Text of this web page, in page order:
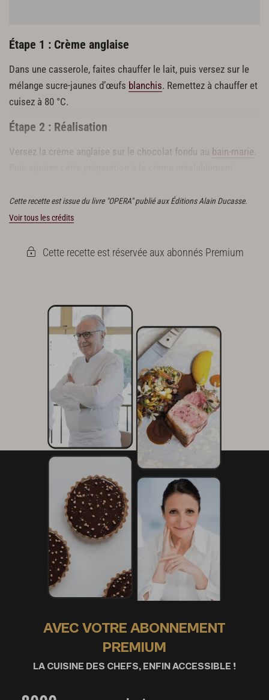
Étape 1 : Crème anglaise
Dans une casserole, faites chauffer le lait, puis versez sur le
mélange sucre-jaunes d’œufs blanchis. Remettez à chauffer et
cuisez à 80 °C.
Étape 2 : Réalisation
Versez la crème anglaise sur le chocolat fondu au bain-marie
Cette recette est issue du livre "OPERA" publié aux Éditions Alain Ducasse.
Voir tous les crédits
Cette recette est réservée aux abonnés Premium
AVEC VOTRE ABONNEMENT
PREMIUM
LA CUISINE DES CHEFS, ENFIN ACCESSIBLE !